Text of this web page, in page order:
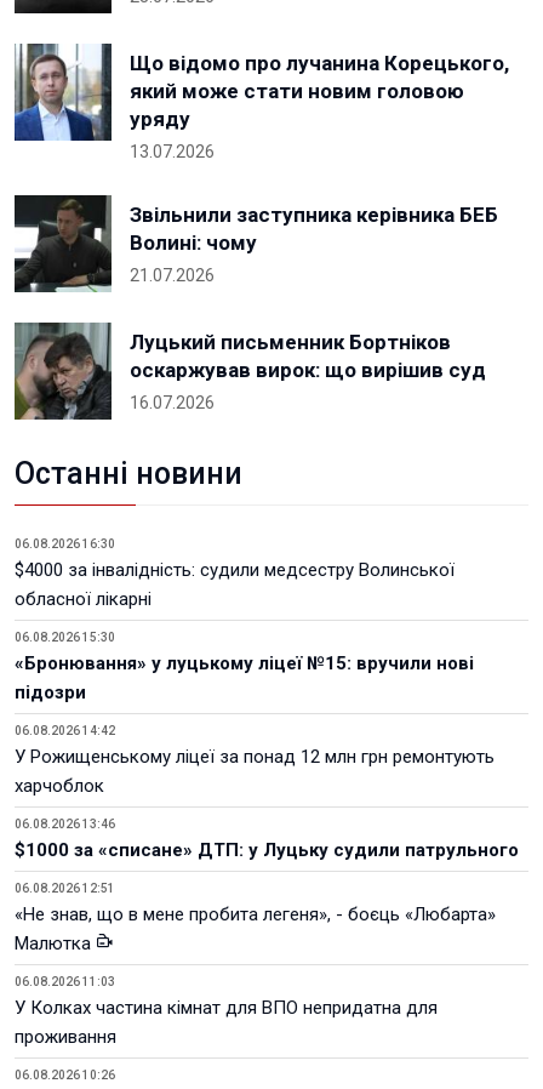
Що відомо про лучанина Корецького,
який може стати новим головою
уряду
13.07.2026
Звільнили заступника керівника БЕБ
Волині: чому
21.07.2026
Луцький письменник Бортніков
оскаржував вирок: що вирішив суд
16.07.2026
Останні новини
06.08.2026 16:30
$4000 за інвалідність: судили медсестру Волинської
обласної лікарні
06.08.2026 15:30
«Бронювання» у луцькому ліцеї №15: вручили нові
підозри
06.08.2026 14:42
У Рожищенському ліцеї за понад 12 млн грн ремонтують
харчоблок
06.08.2026 13:46
$1000 за «списане» ДТП: у Луцьку судили патрульного
06.08.2026 12:51
«Не знав, що в мене пробита легеня», - боєць «Любарта»
Малютка
06.08.2026 11:03
У Колках частина кімнат для ВПО непридатна для
проживання
06.08.2026 10:26